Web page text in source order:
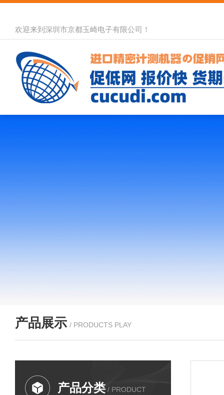
欢迎来到深圳市京都玉崎电子有限公司！
产品展示 / PRODUCTS PLAY
产品分类 / PRODUCT